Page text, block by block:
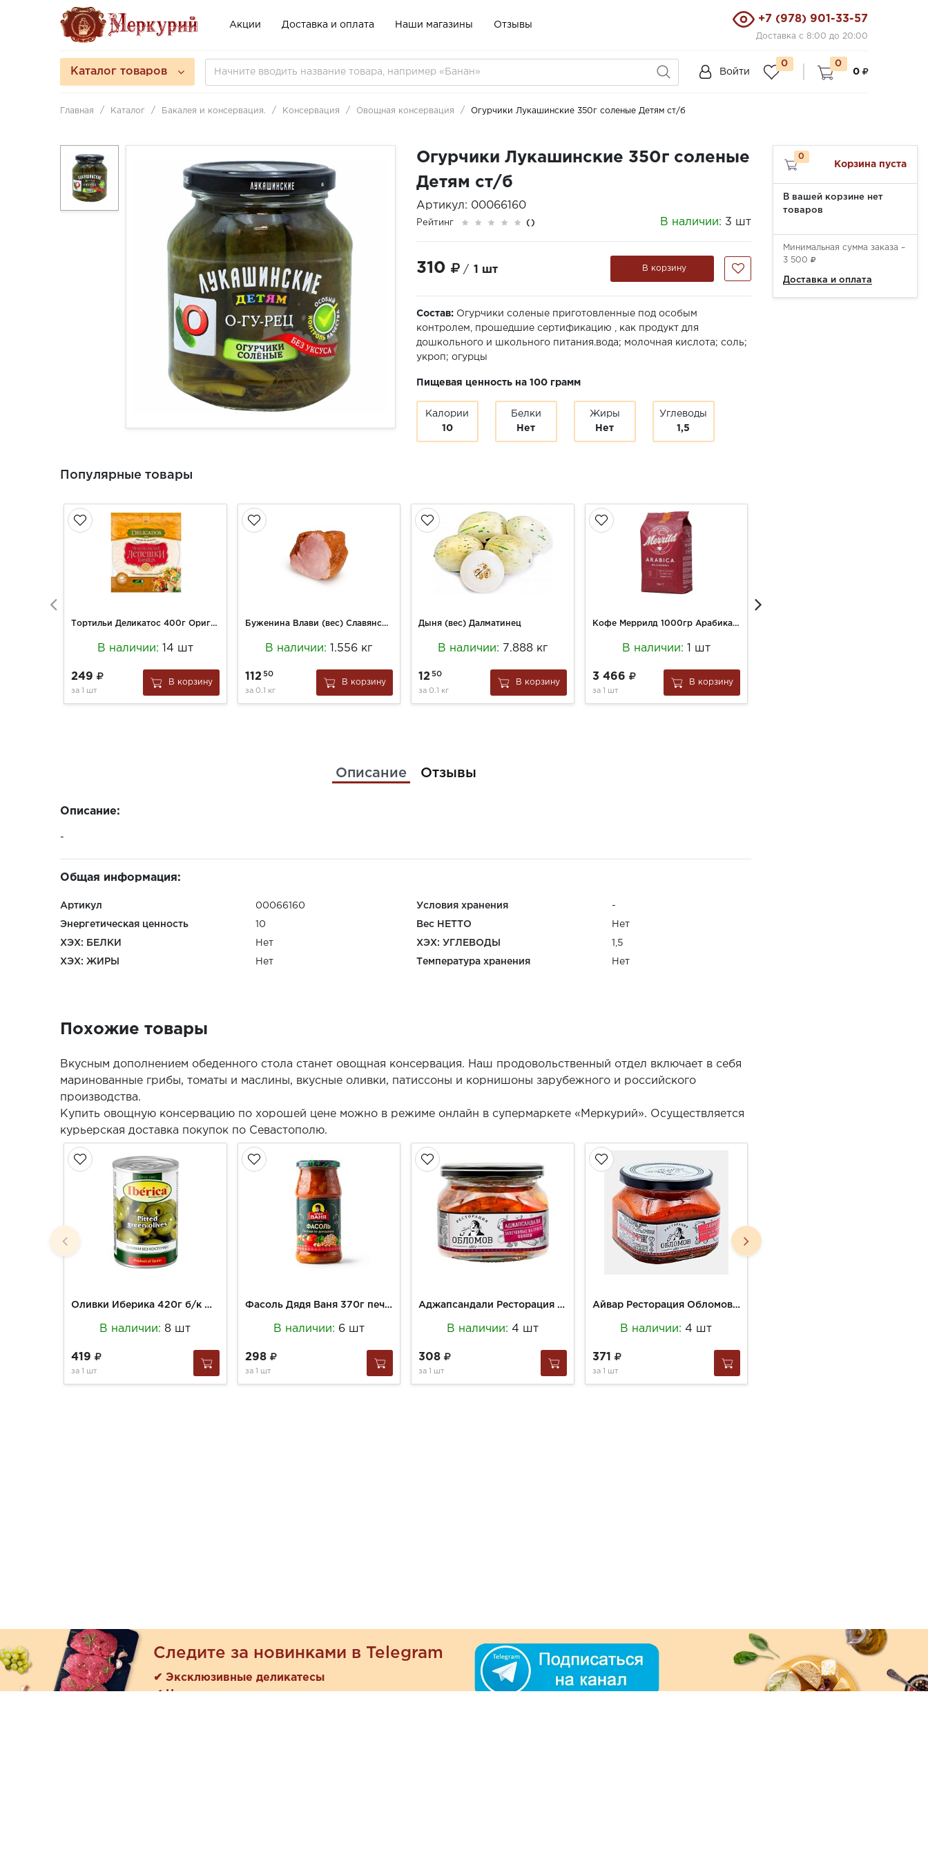
Акции Доставка и оплата Наши магазины Отзывы
+7 (978) 901-33-57
Доставка с 8:00 до 20:00
Каталог товаров Войти
0
0
0
Главная Каталог Бакалея и консервация. Консервация Овощная консервация Огурчики Лукашинские 350г соленые Детям ст/б
Огурчики Лукашинские 350г соленые
Детям ст/б
Артикул: 00066160
Рейтинг () В наличии: 3 шт
310 / 1 шт В корзину
Состав: Огурчики соленые приготовленные под особым
контролем, прошедшие сертификацию , как продукт для
дошкольного и школьного питания.вода; молочная кислота; соль;
укроп; огурцы
Пищевая ценность на 100 грамм
Калории
10
Белки
Нет
Жиры
Нет
Углеводы
1,5
Популярные товары
Тортильи Деликатос 400г Оригинальные
В наличии: 14 шт
249
за 1 шт
В корзину
Буженина Влави (вес) Славянская в/к кат. Б
В наличии: 1.556 кг
112 50
за 0.1 кг
В корзину
Дыня (вес) Далматинец
В наличии: 7.888 кг
12 50
за 0.1 кг
В корзину
Кофе Меррилд 1000гр Арабика зерно
В наличии: 1 шт
3 466
за 1 шт
В корзину
Описание Отзывы
Описание:
-
Общая информация:
Артикул 00066160 Условия хранения -
Энергетическая ценность 10 Вес НЕТТО Нет
ХЭХ: БЕЛКИ Нет ХЭХ: УГЛЕВОДЫ 1,5
ХЭХ: ЖИРЫ Нет Температура хранения Нет
Похожие товары
Вкусным дополнением обеденного стола станет овощная консервация. Наш продовольственный отдел включает в себя
маринованные грибы, томаты и маслины, вкусные оливки, патиссоны и корнишоны зарубежного и российского
производства.
Купить овощную консервацию по хорошей цене можно в режиме онлайн в супермаркете «Меркурий». Осуществляется
курьерская доставка покупок по Севастополю.
Оливки Иберика 420г б/к ж/б
В наличии:8 шт
419
за 1 шт
Фасоль Дядя Ваня 370г печеная по-домашнему с/б
В наличии: 6 шт
298
за 1 шт
Аджапсандали Ресторация Обломов 330г Запеч.на гриле овощи ст/б
В наличии: 4 шт
308
за 1 шт
Айвар Ресторация Обломов 330г Икра из печеного перца ст/б
В наличии:4 шт
371
за 1 шт
0
Корзина пуста
В вашей корзине нет
товаров
Минимальная сумма заказа –
3 500
Доставка и оплата
Следите за новинками в Telegram
✔ Эксклюзивные деликатесы
✔ Новые поступления